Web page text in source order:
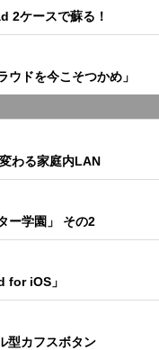
2ケースで蘇る！
ドを今こそつかめ」
わる家庭内LAN
ー学園」 その2
for iOS」
型カフスボタン